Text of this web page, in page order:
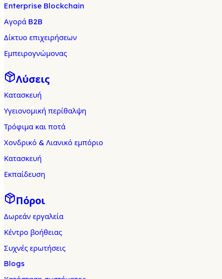
Enterprise Blockchain
Αγορά B2B
Δίκτυο επιχειρήσεων
Εμπειρογνώμονας
Λύσεις
Κατασκευή
Υγειονομική περίθαλψη
Τρόφιμα και ποτά
Χονδρικό & Λιανικό εμπόριο
Κατασκευή
Εκπαίδευση
Πόροι
Δωρεάν εργαλεία
Κέντρο βοήθειας
Συχνές ερωτήσεις
Blogs